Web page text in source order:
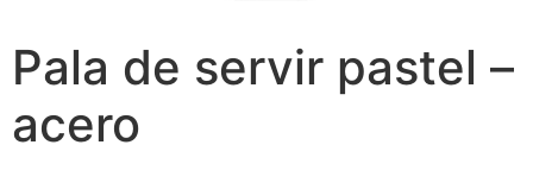
Pala de servir pastel –
acero